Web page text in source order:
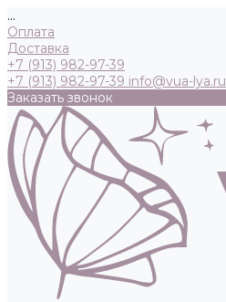
...
Оплата
Доставка
+7 (913) 982-97-39
+7 (913) 982-97-39 info@vua-lya.ru
Заказать звонок